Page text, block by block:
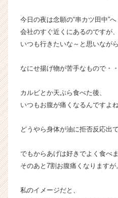
企
業
か
ス
ウ
が
く
活
サ
今日の夜は念願の“串カツ田中”へ
会社のすぐ近くにあるのですが、
いつも行きたいな～と思いなが
なにせ揚げ物が苦手なもので・・
カルビとか天ぷら食べた後、
いつもお腹が痛くなるんですよね
どうやら身体が油に拒否反応出
でもからあげは好きでよく食べ
そのあと7割お腹痛くなりますが
私のイメージだと、